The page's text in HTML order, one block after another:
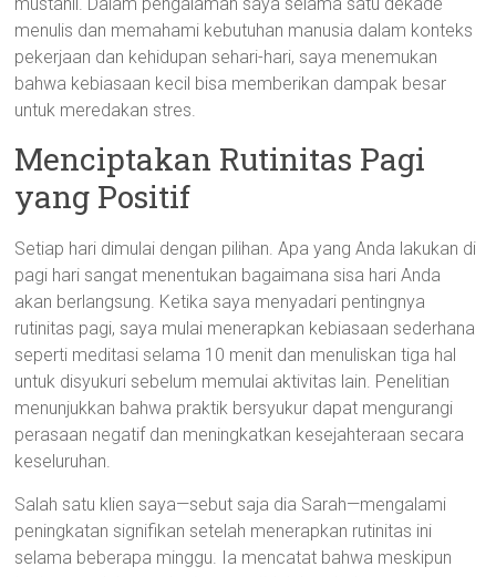
menulis dan memahami kebutuhan manusia dalam konteks
pekerjaan dan kehidupan sehari-hari, saya menemukan
bahwa kebiasaan kecil bisa memberikan dampak besar
untuk meredakan stres.
Menciptakan Rutinitas Pagi
yang Positif
Setiap hari dimulai dengan pilihan. Apa yang Anda lakukan di
pagi hari sangat menentukan bagaimana sisa hari Anda
akan berlangsung. Ketika saya menyadari pentingnya
rutinitas pagi, saya mulai menerapkan kebiasaan sederhana
seperti meditasi selama 10 menit dan menuliskan tiga hal
untuk disyukuri sebelum memulai aktivitas lain. Penelitian
menunjukkan bahwa praktik bersyukur dapat mengurangi
perasaan negatif dan meningkatkan kesejahteraan secara
keseluruhan.
Salah satu klien saya—sebut saja dia Sarah—mengalami
peningkatan signifikan setelah menerapkan rutinitas ini
selama beberapa minggu. Ia mencatat bahwa meskipun